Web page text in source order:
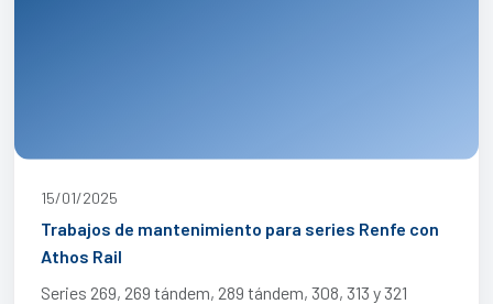
15/01/2025
Trabajos de mantenimiento para series Renfe con
Athos Rail
Series 269, 269 tándem, 289 tándem, 308, 313 y 321